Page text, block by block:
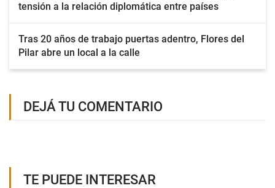
tensión a la relación diplomática entre países
Tras 20 años de trabajo puertas adentro, Flores del
Pilar abre un local a la calle
DEJÁ TU COMENTARIO
TE PUEDE INTERESAR